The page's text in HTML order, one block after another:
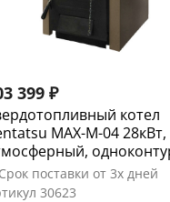
399 ₽
котел
MAX-M-04 28кВт,
поставки от 3х дней
30623